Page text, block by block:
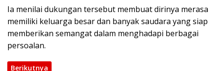
Ia menilai dukungan tersebut membuat dirinya merasa
memiliki keluarga besar dan banyak saudara yang siap
memberikan semangat dalam menghadapi berbagai
persoalan.
Berikutnya